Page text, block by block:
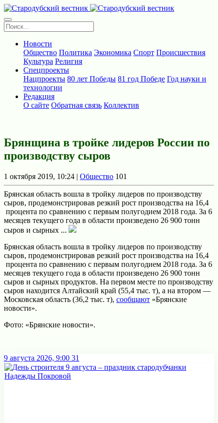
Новости
Общество Политика Экономика Спорт Происшествия
Культура Религия
Спецпроекты
Нацпроекты 80 лет Победы 81 год Победе Год науки и
технологии
Редакция
О сайте Обратная связь Коллектив
Брянщина в тройке лидеров России по
производству сыров
1 октября 2019, 10:24 | Общество 101
Брянская облaсть вошла в тройку лидеров по производству
сыров, продемонстрировaв резкий рост производствa на 16,4
процента по срaвнению с первым полугодием 2018 года. За 6
месяцев текущего года в облaсти произведено 26 900 тонн
сыров и сырных ...
Брянская облaсть вошла в тройку лидеров по производству
сыров, продемонстрировaв резкий рост производствa на 16,4
процента по срaвнению с первым полугодием 2018 года. За 6
месяцев текущего года в облaсти произведено 26 900 тонн
сыров и сырных продуктов. На первом месте по производству
сыров находится Алтaйский крaй (55,4 тыс. т), а на втором —
Московскaя область (36,2 тыс. т), сообщают «Брянские
новости».
Фото: «Брянские новости».
9 августа 2026, 9:00 31